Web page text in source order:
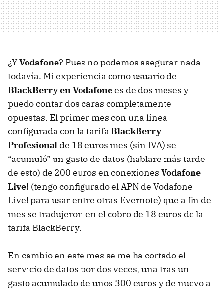
¿YVodafone? Pues no podemos asegurar nada
todavía. Mi experiencia como usuario de
BlackBerry en Vodafonees de dos meses y
puedo contar dos caras completamente
opuestas. El primer mes con una línea
configurada con la tarifa BlackBerry
Profesional de 18 euros mes (sin IVA) se
“acumuló” un gasto de datos (hablare más tarde
de esto) de 200 euros en conexiones Vodafone
Live! (tengo configurado elAPN de Vodafone
Live! para usar entre otras Evernote) que a fin de
mes se tradujeron en el cobro de 18 euros de la
tarifa BlackBerry.
En cambio en este mes se me ha cortado el
servicio de datos por dos veces, una tras un
gasto acumulado de unos 300 euros y de nuevo a